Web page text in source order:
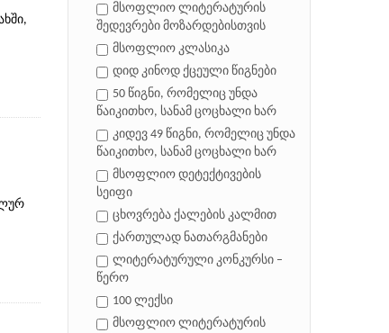
მსოფლიო ლიტერატურის
შედევრები მოზარდებისთვის
მსოფლიო კლასიკა
დიდ კინოდ ქცეული წიგნები
50 წიგნი, რომელიც უნდა
წაიკითხო, სანამ ცოცხალი ხარ
კიდევ 49 წიგნი, რომელიც უნდა
წაიკითხო, სანამ ცოცხალი ხარ
მსოფლიო დეტექტივების
სეიფი
ცხოვრება ქალების კალმით
ქართულად ნათარგმანები
ლიტერატურული კონკურსი –
წერო
100 ლექსი
მსოფლიო ლიტერატურის